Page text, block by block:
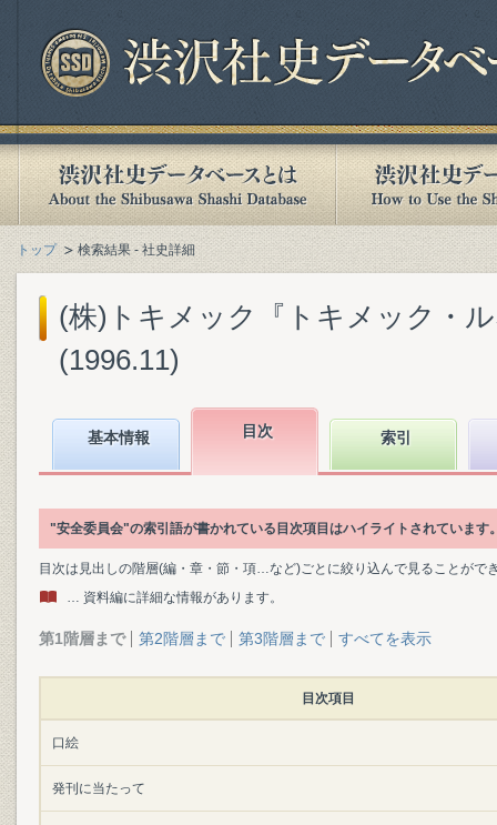
トップ 検索結果 - 社史詳細
(株)トキメック『トキメック・
(1996.11)
基本情報 目次 索引
"安全委員会"の索引語が書かれている目次項目はハイライトされています
目次は見出しの階層(編・章・節・項…など)ごとに絞り込んで見ることがで
… 資料編に詳細な情報があります。
第1階層まで 第2階層まで 第3階層まで すべてを表示
目次項目
口絵
発刊に当たって